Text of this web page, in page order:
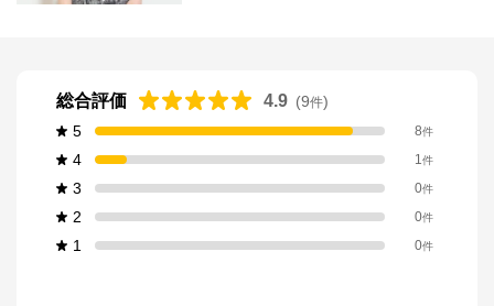
総合評価 4.9 (9件)
5
8件
4 1件
3 0件
2 0件
1 0件